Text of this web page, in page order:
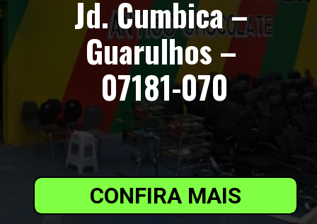
Jd. Cumbica –
Guarulhos –
07181-070
CONFIRA MAIS